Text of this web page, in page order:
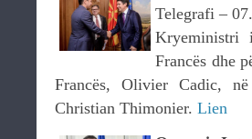
Telegrafi –
Kryeministri
Francës dhe
Francës, Olivier Cadic,
Christian Thimonier. Lien